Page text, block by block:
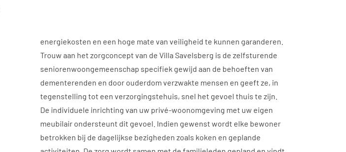
energiekosten en een hoge mate van veiligheid te kunnen garanderen.
Trouw aan het zorgconcept van de Villa Savelsberg is de zelfsturende
seniorenwoongemeenschap specifiek gewijd aan de behoeften van
dementerenden en door ouderdom verzwakte mensen en geeft ze, in
tegenstelling tot een verzorgingstehuis, snel het gevoel thuis te zijn.
De individuele inrichting van uw privé-woonomgeving met uw eigen
meubilair ondersteunt dit gevoel. Indien gewenst wordt elke bewoner
betrokken bij de dagelijkse bezigheden zoals koken en geplande